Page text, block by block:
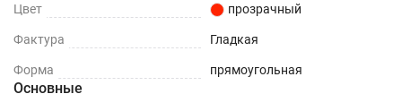
Защита поверхности вашего стола от воды и
пролитых жидкостей.
ПОДХОДИТ ДЛЯ ЛЮБОГО ИНТЕРЬЕРА
Цвет прозрачный
Фактура Гладкая
Форма прямоугольная
Основные